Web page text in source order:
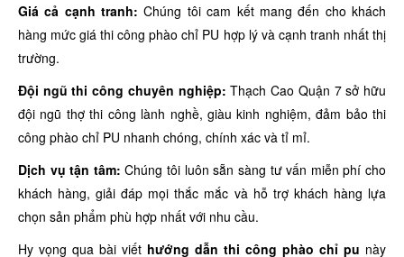
Giá cả cạnh tranh: Chúng tôi cam kết mang đến cho khách
hàng mức giá thi công phào chỉ PU hợp lý và cạnh tranh nhất thị
trường.
Đội ngũ thi công chuyên nghiệp:Thạch Cao Quận 7 sở hữu
đội ngũ thợ thi công lành nghề, giàu kinh nghiệm, đảm bảo thi
công phào chỉ PU nhanh chóng, chính xác và tỉ mỉ.
Dịch vụ tận tâm:Chúng tôi luôn sẵn sàng tư vấn miễn phí cho
khách hàng, giải đáp mọi thắc mắc và hỗ trợ khách hàng lựa
chọn sản phẩm phù hợp nhất với nhu cầu.
Hy vọng qua bài viết hướng dẫn thi công phào chỉ pu này